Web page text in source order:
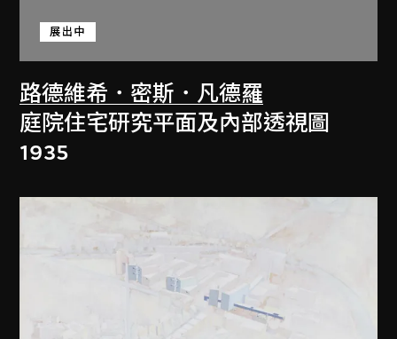
路德維希．密斯．凡德羅
展出中
庭院住宅研究平面及內部透視圖
1935